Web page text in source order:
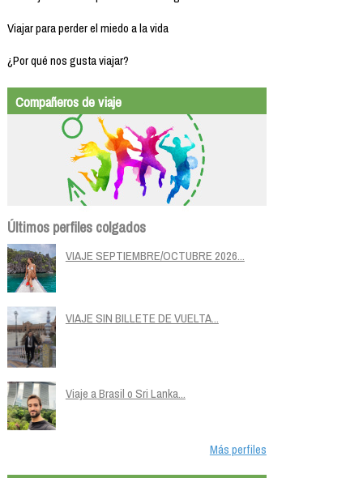
Viajar para perder el miedo a la vida
¿Por qué nos gusta viajar?
Compañeros de viaje
Últimos perfiles colgados
VIAJE SEPTIEMBRE/OCTUBRE 2026...
VIAJE SIN BILLETE DE VUELTA...
Viaje a Brasil o Sri Lanka...
Más perfiles